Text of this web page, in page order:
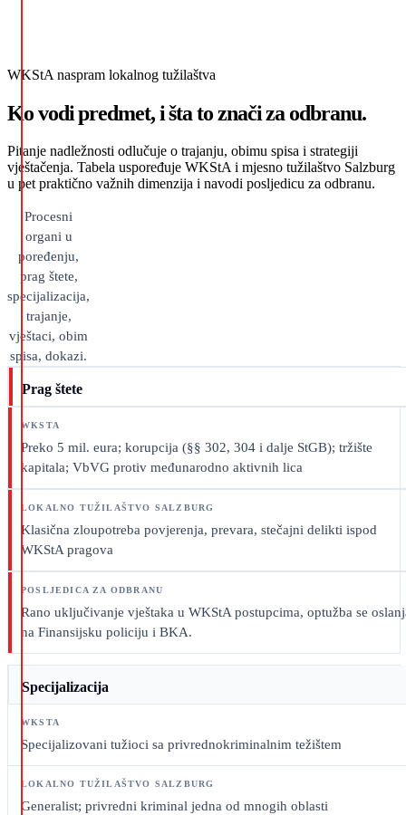
WKStA naspram lokalnog tužilaštva
Ko vodi predmet, i šta to znači za odbranu.
Pitanje nadležnosti odlučuje o trajanju, obimu spisa i strategiji
vještačenja. Tabela uspoređuje WKStA i mjesno tužilaštvo Salzburg
u pet praktično važnih dimenzija i navodi posljedicu za odbranu.
Procesni
organi u
poređenju,
prag štete,
specijalizacija,
trajanje,
vještaci, obim
spisa, dokazi.
Prag štete
Preko 5 mil. eura; korupcija (§§ 302, 304 i dalje StGB); tržište
kapitala; VbVG protiv međunarodno aktivnih lica
Klasična zloupotreba povjerenja, prevara, stečajni delikti ispod
WKStA pragova
Rano uključivanje vještaka u WKStA postupcima, optužba se
na Finansijsku policiju i BKA.
Specijalizacija
Specijalizovani tužioci sa privrednokriminalnim težištem
Generalist; privredni kriminal jedna od mnogih oblasti